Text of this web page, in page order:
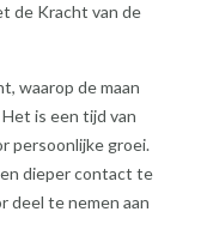
de Kracht van de
waarop de maan
is een tijd van
persoonlijke groei.
dieper contact te
deel te nemen aan